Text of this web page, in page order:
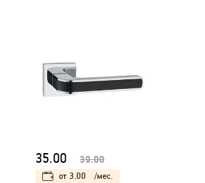
35.00 39.00
от 3.00 /мес.